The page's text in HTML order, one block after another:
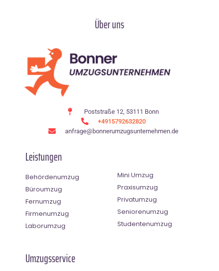
Über uns
Poststraße 12, 53111 Bonn
+4915792632820
anfrage@bonnerumzugsunternehmen.de
Leistungen
Behördenumzug
Büroumzug
Fernumzug
Firmenumzug
Laborumzug
Mini Umzug
Praxisumzug
Privatumzug
Seniorenumzug
Studentenumzug
Umzugsservice